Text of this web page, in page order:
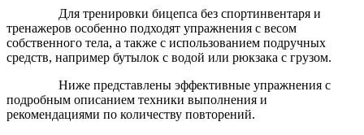
Для тренировки бицепса без спортинвентаря и
тренажеров особенно подходят упражнения с весом
собственного тела, а также с использованием подручных
средств, например бутылок с водой или рюкзака с грузом.
Ниже представлены эффективные упражнения с
подробным описанием техники выполнения и
рекомендациями по количеству повторений.